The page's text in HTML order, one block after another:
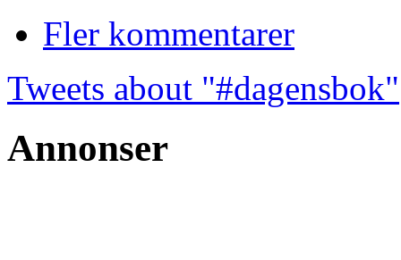
Fler kommentarer
Tweets about "#dagensbok"
Annonser